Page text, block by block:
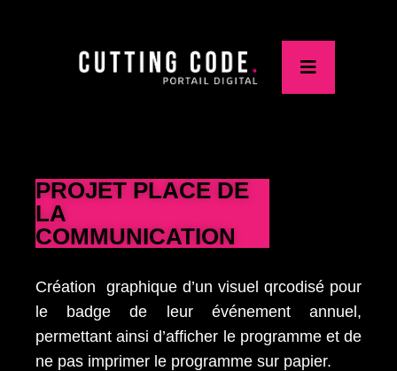
PROJET PLACE DE
LA
COMMUNICATION
Création graphique d’un visuel qrcodisé pour
le badge de leur événement annuel,
permettant ainsi d’afficher le programme et de
ne pas imprimer le programme sur papier.